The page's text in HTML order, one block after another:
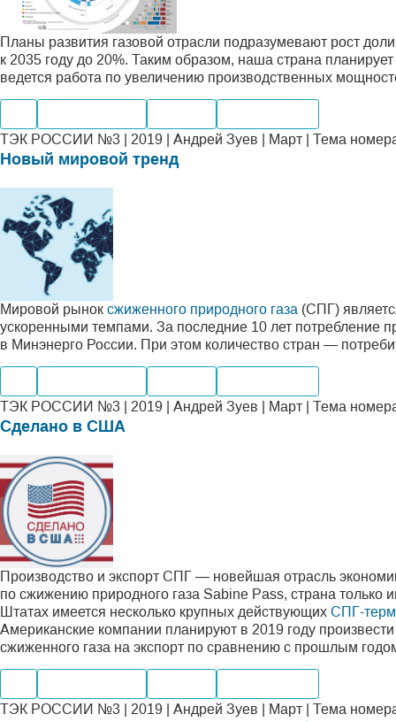
Планы развития газовой отрасли подразумевают рост
к 2035 году до 20%. Таким образом, наша страна
ведется работа по увеличению производственных
ТЭК РОССИИ №3 | 2019 | Андрей Зуев | Март | Тема
Новый мировой тренд
Мировой рынок сжиженного природного газа (СПГ)
ускоренными темпами. За последние 10 лет потребление
в Минэнерго России. При этом количество стран —
ТЭК РОССИИ №3 | 2019 | Андрей Зуев | Март | Тема
Сделано в США
Производство и экспорт СПГ — новейшая отрасль
по сжижению природного газа Sabine Pass, страна
Штатах имеется несколько крупных действующих СПГ-
Американские компании планируют в 2019 году
сжиженного газа на экспорт по сравнению с прошлым
ТЭК РОССИИ №3 | 2019 | Андрей Зуев | Март | Тема